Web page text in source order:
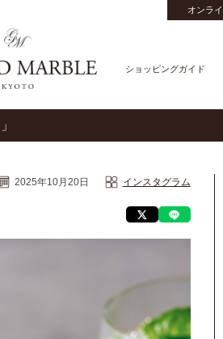
オンラ
ショッピングガイド
2025年10月20日 インスタグラム